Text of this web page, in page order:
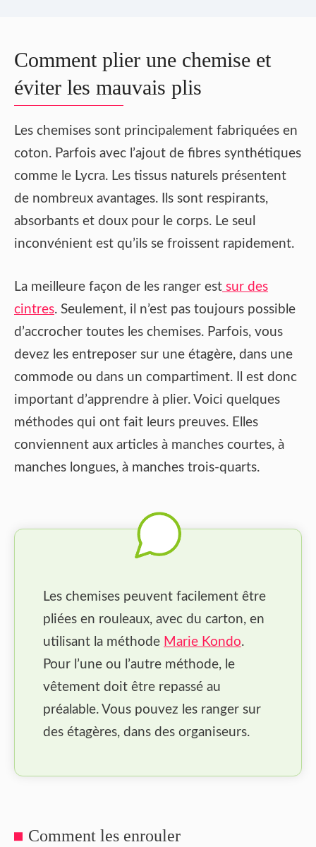
Comment plier une chemise et
éviter les mauvais plis
Les chemises sont principalement fabriquées en
coton. Parfois avec l’ajout de fibres synthétiques
comme le Lycra. Les tissus naturels présentent
de nombreux avantages. Ils sont respirants,
absorbants et doux pour le corps. Le seul
inconvénient est qu’ils se froissent rapidement.
La meilleure façon de les ranger est sur des
cintres. Seulement, il n’est pas toujours possible
d’accrocher toutes les chemises. Parfois, vous
devez les entreposer sur une étagère, dans une
commode ou dans un compartiment. Il est donc
important d’apprendre à plier. Voici quelques
méthodes qui ont fait leurs preuves. Elles
conviennent aux articles à manches courtes, à
manches longues, à manches trois-quarts.
Les chemises peuvent facilement être
pliées en rouleaux, avec du carton, en
utilisant la méthode Marie Kondo.
Pour l’une ou l’autre méthode, le
vêtement doit être repassé au
préalable. Vous pouvez les ranger sur
des étagères, dans des organiseurs.
Comment les enrouler